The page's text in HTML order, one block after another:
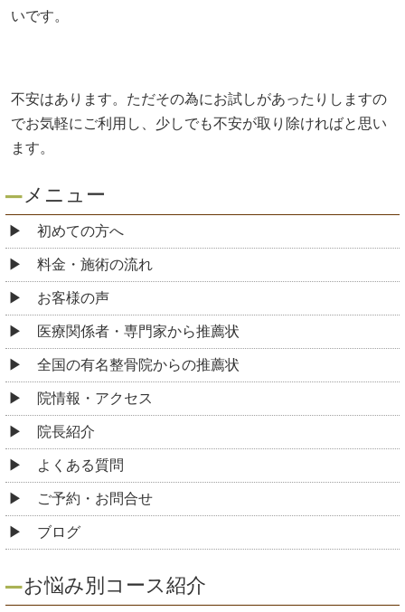
いです。
不安はあります。ただその為にお試しがあったりしますの
でお気軽にご利用し、少しでも不安が取り除ければと思い
ます。
メニュー
初めての方へ
料金・施術の流れ
お客様の声
医療関係者・専門家から推薦状
全国の有名整骨院からの推薦状
院情報・アクセス
院長紹介
よくある質問
ご予約・お問合せ
ブログ
お悩み別コース紹介